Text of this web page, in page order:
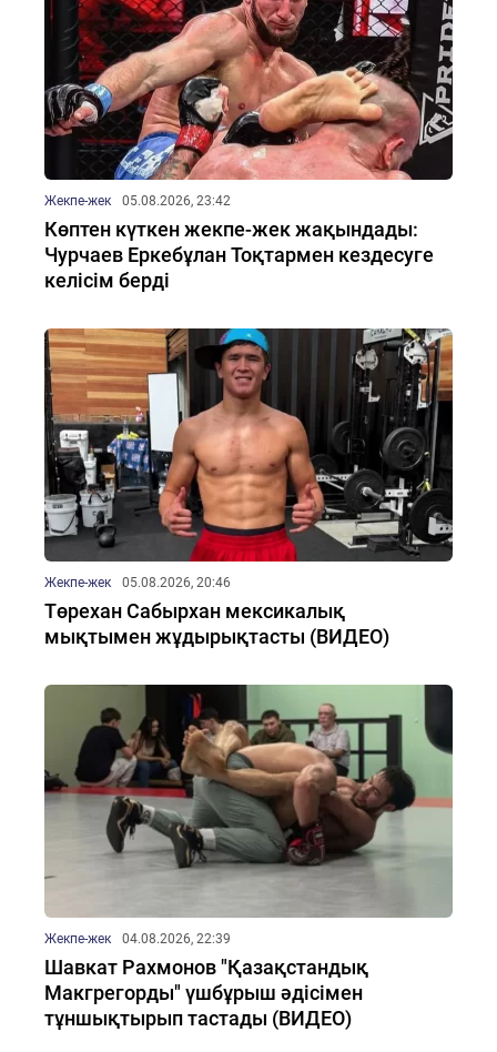
Жекпе-жек 05.08.2026, 23:42
Көптен күткен жекпе-жек жақындады:
Чурчаев Еркебұлан Тоқтармен кездесуге
келісім берді
Жекпе-жек 05.08.2026, 20:46
Төрехан Сабырхан мексикалық
мықтымен жұдырықтасты (ВИДЕО)
Жекпе-жек 04.08.2026, 22:39
Шавкат Рахмонов "Қазақстандық
Макгрегорды" үшбұрыш әдісімен
тұншықтырып тастады (ВИДЕО)